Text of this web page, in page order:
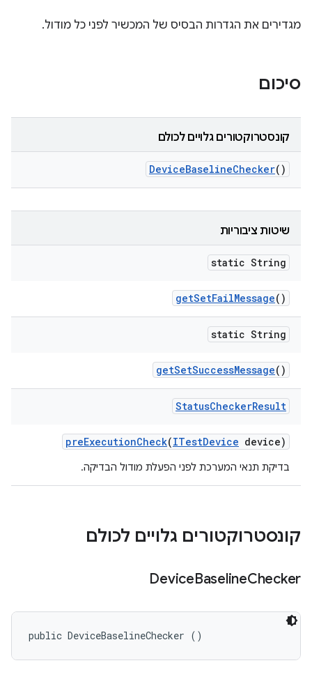
מגדירים את הגדרות הבסיס של המכשיר לפני כל מודול.
סיכום
קונסטרוקטורים גלויים לכולם
DeviceBaselineChecker()
שיטות ציבוריות
static String
getSetFailMessage()
static String
getSetSuccessMessage()
StatusCheckerResult
preExecutionCheck(ITestDevice device)
בדיקת תנאי המערכת לפני הפעלת מודול הבדיקה.
קונסטרוקטורים גלויים לכולם
DeviceBaselineChecker
public DeviceBaselineChecker ()